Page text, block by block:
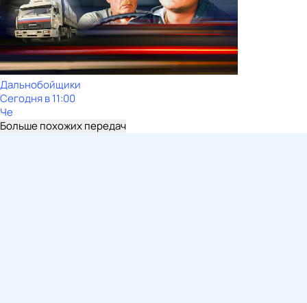
Дальнобойщики
Сегодня в 11:00
Че
Больше похожих передач